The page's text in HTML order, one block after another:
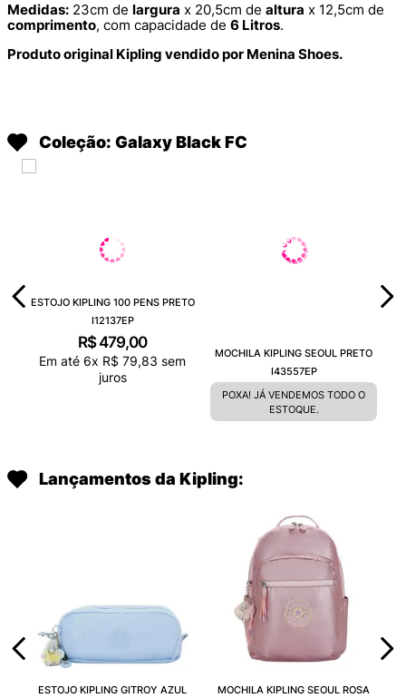
Medidas: 23cm de largura x 20,5cm de altura x 12,5cm de
comprimento, com capacidade de 6 Litros.
Produto original Kipling vendido por Menina Shoes.
Coleção: Galaxy Black FC
ESTOJO KIPLING 100 PENS PRETO
I12137EP
R$479,00
Em até 6x R$ 79,83 sem
juros
MOCHILA KIPLING SEOUL PRETO
I43557EP
POXA! JÁ VENDEMOS TODO O
ESTOQUE.
Lançamentos da Kipling:
ESTOJO KIPLING GITROY AZUL MOCHILA KIPLING SEOUL ROSA